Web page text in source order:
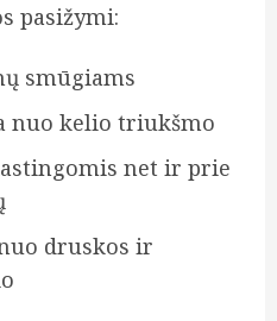
pasižymi:
smūgiams
nuo kelio triukšmo
net ir prie
druskos ir